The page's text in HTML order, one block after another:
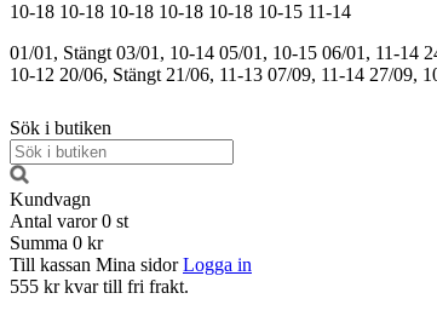
10-18 10-18 10-18 10-18 10-18 10-15 11-14
01/01, Stängt 03/01, 10-14 05/01, 10-15 06/01, 11-14
10-12 20/06, Stängt 21/06, 11-13 07/09, 11-14 27/09,
Sök i butiken
Kundvagn
Antal varor 0 st
Summa 0 kr
Till kassan Mina sidor Logga in
555 kr kvar till fri frakt.